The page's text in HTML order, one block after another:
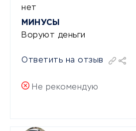
нет
МИНУСЫ
Воруют деньги
Ответить на отзыв
Не рекомендую